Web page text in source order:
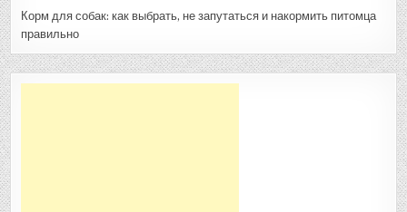
Корм для собак: как выбрать, не запутаться и накормить питомца
правильно